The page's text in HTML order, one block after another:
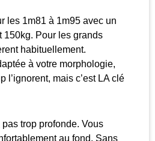
les 1m81 à 1m95 avec un
150kg. Pour les grands
habituellement.
à votre morphologie,
l’ignorent, mais c’est LA clé
trop profonde. Vous
au fond. Sans